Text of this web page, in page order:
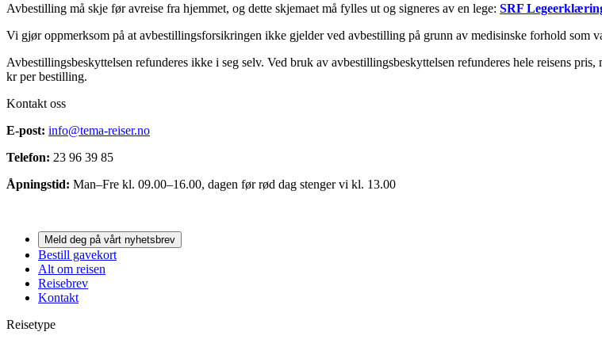
Avbestilling må skje før avreise fra hjemmet, og dette skjemaet må fylles ut og signeres av en lege: SRF
Vi gjør oppmerksom på at avbestillingsforsikringen ikke gjelder ved avbestilling på grunn av medisinske forhold som
Avbestillingsbeskyttelsen refunderes ikke i seg selv. Ved bruk av avbestillingsbeskyttelsen refunderes hele reisens
kr per bestilling.
Kontakt oss
E-post: info@tema-reiser.no
Telefon: 23 96 39 85
Åpningstid: Man–Fre kl. 09.00–16.00, dagen før rød dag stenger vi kl. 13.00
Meld deg på vårt nyhetsbrev
Bestill gavekort
Alt om reisen
Reisebrev
Kontakt
Reisetype